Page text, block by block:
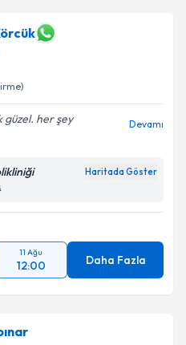
güzel. her şey
Devamı
Haritada Göster
11 Ağu
12:00 Daha Fazla